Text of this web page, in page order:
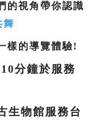
的視角帶你認識
舞
樣的導覽體驗!
分鐘於服務
生物館服務台